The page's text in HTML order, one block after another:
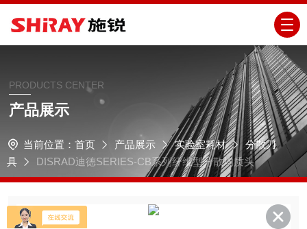
PRODUCTS CENTER
产品展示
当前位置： 首页 产品展示 实验室耗材
分散刀
具
DISRAD迪德SERIES-CB系列纤维型分散均质头